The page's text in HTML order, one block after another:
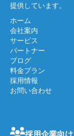
採用企業向け
提供しています。
ホーム
会社案内
サービス
パートナー
ブログ
料金プラン
採用情報
お問い合わせ